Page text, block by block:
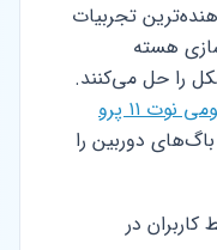
تجربیات
هسته
را حل می‌کنند.
۱۱ پرو
دوربین را
در